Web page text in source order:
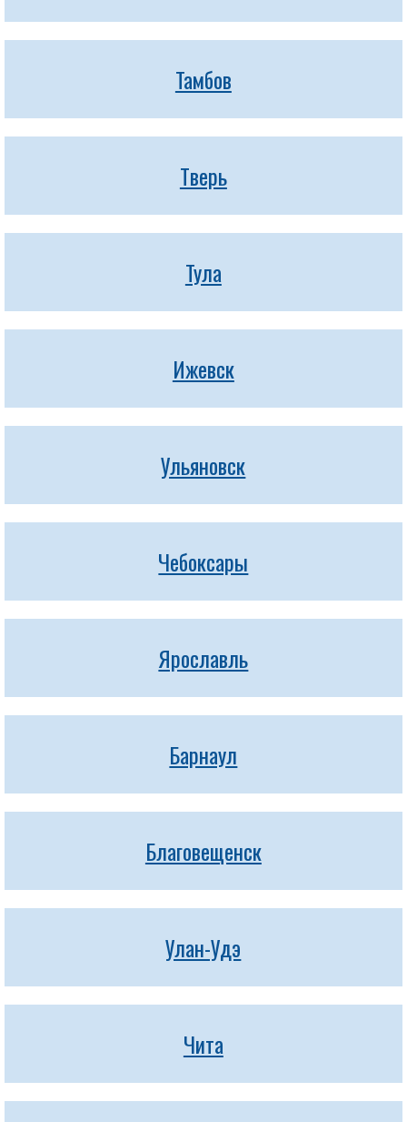
Тамбов
Тверь
Тула
Ижевск
Ульяновск
Чебоксары
Ярославль
Барнаул
Благовещенск
Улан-Удэ
Чита